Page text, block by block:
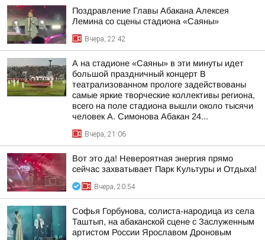
Поздравление Главы Абакана Алексея
Лемина со сцены стадиона «Саяны»
Вчера, 22:42
А на стадионе «Саяны» в эти минуты идет
большой праздничный концерт В
театрализованном прологе задействованы
самые яркие творческие коллективы региона,
всего на поле стадиона вышли около тысячи
человек А. Симонова Абакан 24...
Вчера, 21:06
Вот это да! Невероятная энергия прямо
сейчас захватывает Парк Культуры и Отдыха!
Вчера, 20:54
Софья Горбунова, солиста-народица из села
Таштып, на абаканской сцене с Заслуженным
артистом России Ярославом Дроновым